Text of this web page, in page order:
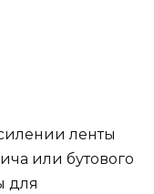
ленты
или бутового
для